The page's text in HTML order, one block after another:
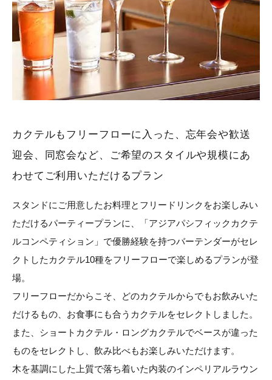
カクテルもフリーフローに入った、忘年会や歓送
迎会、同窓会など、ご希望のスタイルや規模にあ
わせてご利用いただけるプラン
スタンドにご用意したお料理とフリードリンクをお楽しみい
ただけるパーティープランに、「アジアパシフィックカクテ
ルコンペティション」で優勝経験を持つバーテンダーがセレ
クトしたカクテル10種をフリーフローで楽しめるプランが登
場。
フリーフローだからこそ、どのカクテルからでもお飲みいた
だけるもの、お食事にも合うカクテルをセレクトしました。
また、ショートカクテル・ロングカクテルでベースが違った
ものをセレクトし、飲み比べもお楽しみいただけます。
木を基調にした上質で落ち着いた内装のインペリアルラウン